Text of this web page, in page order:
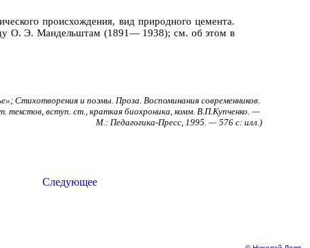
происхождения, вид природного цемента.
О. Э. Мандельштам (1891— 1938); см. об этом в
Стихотворения и поэмы. Проза. Воспоминания современников.
текстов, вступ. ст., краткая биохроника, комм. В.П.Купченко. —
М.: Педагогика-Пресс, 1995. — 576 с: илл.)
Следующее